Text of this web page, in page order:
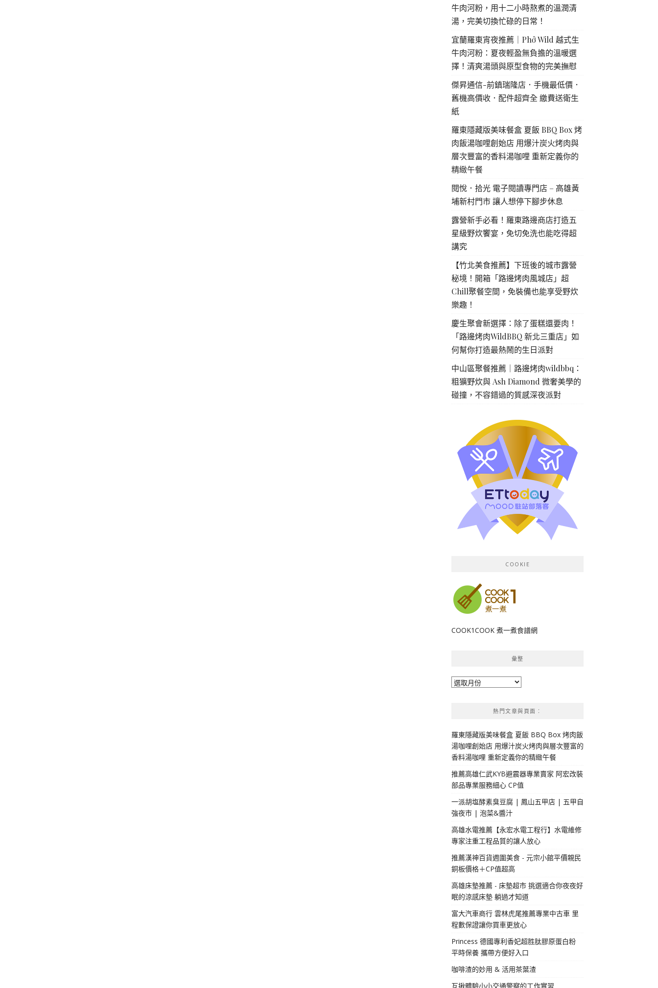
牛肉河粉，用十二小時熬煮的溫潤清
湯，完美切換忙碌的日常！
宜蘭羅東宵夜推薦｜Phở Wild 越式生
牛肉河粉：夏夜輕盈無負擔的溫暖選
擇！清爽湯頭與原型食物的完美撫慰
傑昇通信-前鎮瑞隆店．手機最低價．
舊機高價收．配件超齊全 繳費送衛生
紙
羅東隱藏版美味餐盒 夏飯 BBQ Box 烤
肉飯湯咖哩創始店 用爆汁炭火烤肉與
層次豐富的香料湯咖哩 重新定義你的
精緻午餐
閱悅．拾光 電子閱讀專門店 – 高雄黃
埔新村門市 讓人想停下腳步休息
露營新手必看！羅東路邊商店打造五
星級野炊饗宴，免切免洗也能吃得超
講究
【竹北美食推薦】下班後的城市露營
秘境！開箱「路邊烤肉風城店」超
Chill聚餐空間，免裝備也能享受野炊
樂趣！
慶生聚會新選擇：除了蛋糕還要肉！
「路邊烤肉WildBBQ 新北三重店」如
何幫你打造最熱鬧的生日派對
中山區聚餐推薦｜路邊烤肉wildbbq：
粗獷野炊與 Ash Diamond 微奢美學的
碰撞，不容錯過的質感深夜派對
COOKIE
COOK1COOK 煮一煮食譜網
彙整
彙
熱門文章與頁面︰
羅東隱藏版美味餐盒 夏飯 BBQ Box 烤肉飯
湯咖哩創始店 用爆汁炭火烤肉與層次豐富的
香料湯咖哩 重新定義你的精緻午餐
推薦高雄仁武KYB避震器專業賣家 阿宏改裝
部品專業服務細心 CP值
一派胡塩酵素臭豆腐 | 鳳山五甲店 | 五甲自
強夜市 | 泡菜&醬汁
高雄水電推薦【永宏水電工程行】水電維修
專家注重工程品質的讓人放心
推薦漢神百貨週圍美食 - 元宗小館平價親民
銅板價格＋CP值超高
高雄床墊推薦 - 床墊超市 挑選適合你夜夜好
眠的涼感床墊 躺過才知道
富大汽車商行 雲林虎尾推薦專業中古車 里
程數保證讓你買車更放心
Princess 德國專利香妃超胜肽膠原蛋白粉
平時保養 攜帶方便好入口
咖啡渣的妙用 & 活用茶葉渣
互揪體驗小小交通警察的工作實習